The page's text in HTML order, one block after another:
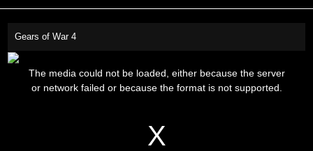
Gears of War 4
This
window.
The media could not be loaded, either because the server
or network failed or because the format is not supported.